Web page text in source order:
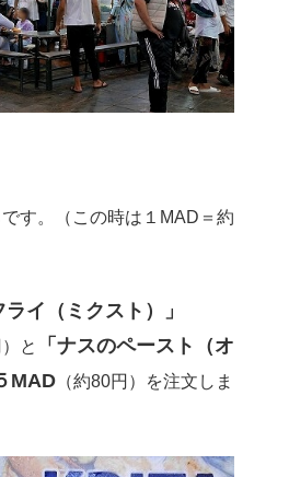
す。（この時は１MAD＝約
ライ（ミクスト）」
と
「ナスのペースト（オ
MAD （約80円）を注文しま